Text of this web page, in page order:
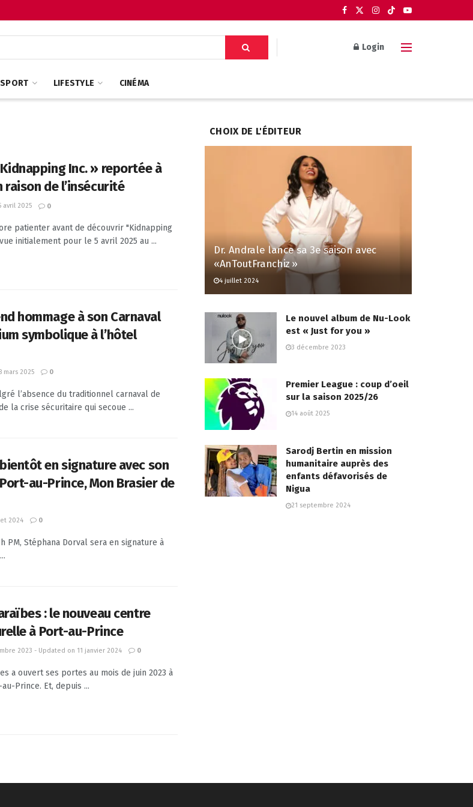
Login
SPORT LIFESTYLE CINÉMA
Inc. » reportée à
de l’insécurité
avril 2025 0
patienter avant de découvrir "Kidnapping
initialement pour le 5 avril 2025 au ...
hommage à son Carnaval
symbolique à l’hôtel
mars 2025 0
l’absence du traditionnel carnaval de
la crise sécuritaire qui secoue ...
en signature avec son
au-Prince, Mon Brasier de
2024 0
PM, Stéphana Dorval sera en signature à
: le nouveau centre
à Port-au-Prince
2023 - Updated on 11 janvier 2024 0
a ouvert ses portes au mois de juin 2023 à
Prince. Et, depuis ...
CHOIX DE L'ÉDITEUR
Dr. Andrale lance sa 3e saison avec
«AnToutFranchiz »
4 juillet 2024
Le nouvel album de Nu-Look
est « Just for you »
3 décembre 2023
Premier League : coup d’oeil
sur la saison 2025/26
14 août 2025
Sarodj Bertin en mission
humanitaire auprès des
enfants défavorisés de
Nigua
21 septembre 2024